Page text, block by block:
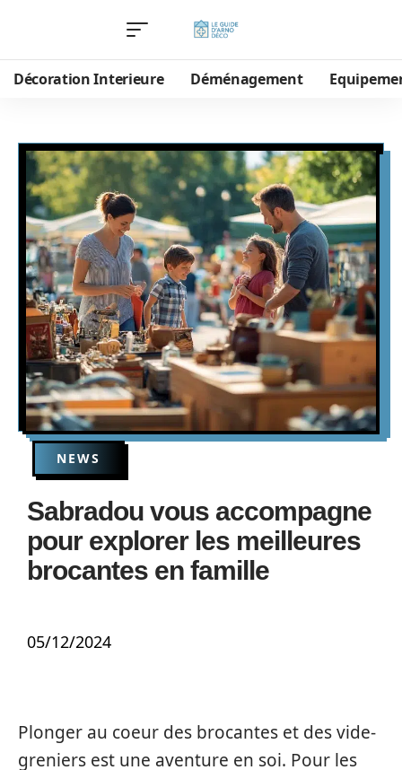
Décoration Interieure Déménagement
NEWS
Sabradou vous accompagne
pour explorer les meilleures
brocantes en famille
05/12/2024
Plonger au coeur des brocantes et des vide-
greniers est une aventure en soi. Pour les